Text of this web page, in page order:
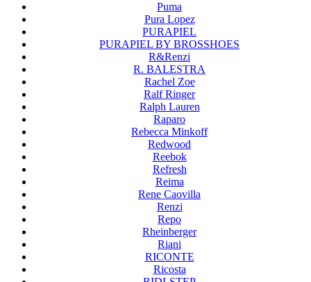
Puma
Pura Lopez
PURAPIEL
PURAPIEL BY BROSSHOES
R&Renzi
R. BALESTRA
Rachel Zoe
Ralf Ringer
Ralph Lauren
Raparo
Rebecca Minkoff
Redwood
Reebok
Refresh
Reima
Rene Caovilla
Renzi
Repo
Rheinberger
Riani
RICONTE
Ricosta